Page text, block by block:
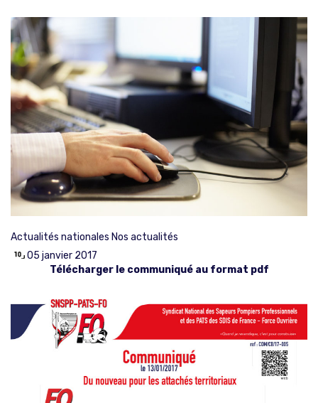
L’ARTICLE
Actualités nationales Nos actualités
05 janvier 2017
Télécharger le communiqué au format pdf